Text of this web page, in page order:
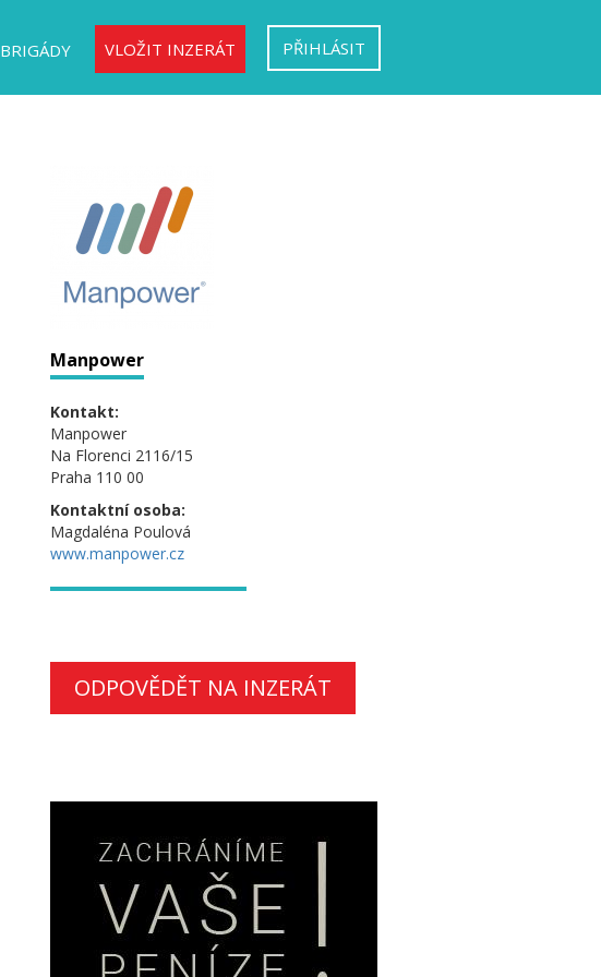
BRIGÁDY VLOŽIT INZERÁT PŘIHLÁSIT
Manpower
Kontakt:
Manpower
Na Florenci 2116/15
Praha 110 00
Kontaktní osoba:
Magdaléna Poulová
www.manpower.cz
ODPOVĚDĚT NA INZERÁT